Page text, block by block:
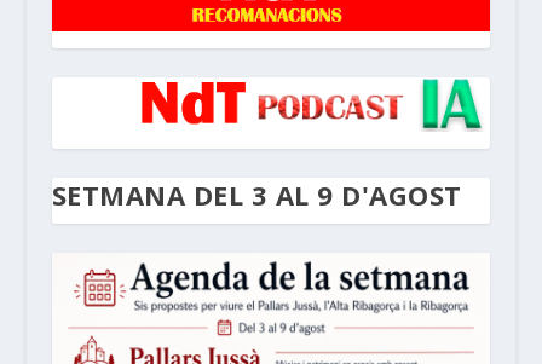
SETMANA DEL 3 AL 9 D'AGOST